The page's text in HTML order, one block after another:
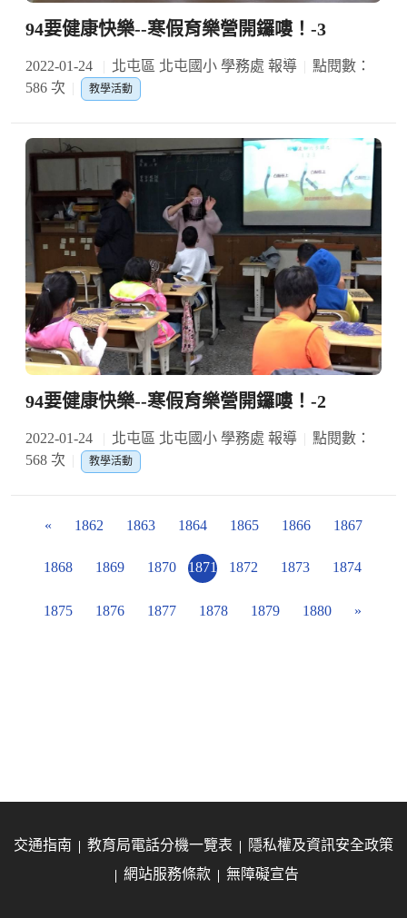
94要健康快樂--寒假育樂營開鑼嘍！-3
2022-01-24 北屯區 北屯國小 學務處 報導
點閱數：
586 次
教學活動
94要健康快樂--寒假育樂營開鑼嘍！-2
2022-01-24 北屯區 北屯國小 學務處 報導
點閱數：
568 次
教學活動
« 1862 1863 1864 1865 1866 1867
1868 1869 1870 1871 1872 1873 1874
1875 1876 1877 1878 1879 1880 »
交通指南 教育局電話分機一覽表
隱私權及資訊安全政策
網站服務條款
無障礙宣告